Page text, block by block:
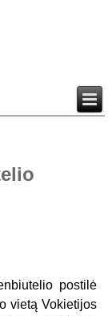
postilė
vietą Vokietijos